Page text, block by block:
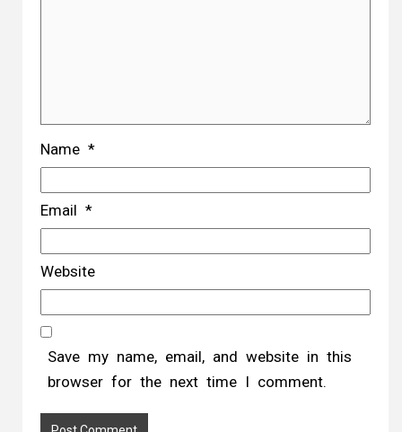
Name *
Email *
Website
Save my name, email, and website in this
browser for the next time I comment.